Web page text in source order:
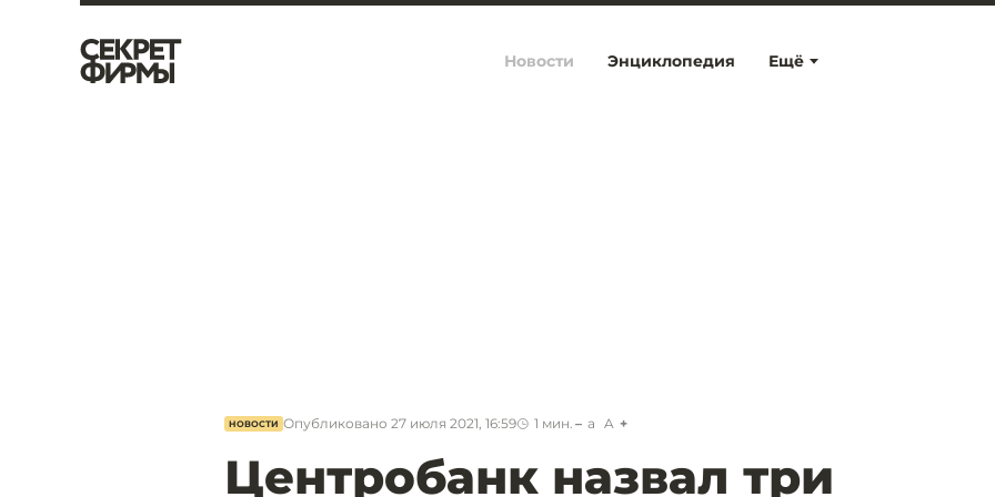
Ещё
Новости Энциклопедия
НОВОСТИ Опубликовано 27 июля 2021, 16:59 1 мин. a A
Центробанк назвал три